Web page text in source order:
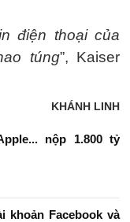
điện thoại của
túng”, Kaiser
KHÁNH LINH
nộp 1.800 tỷ
khoản Facebook và